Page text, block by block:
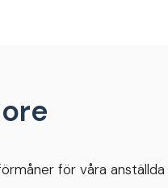
för våra anställda